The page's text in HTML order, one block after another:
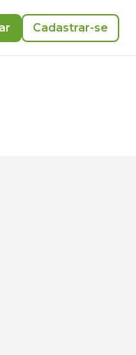
Cadastrar-se